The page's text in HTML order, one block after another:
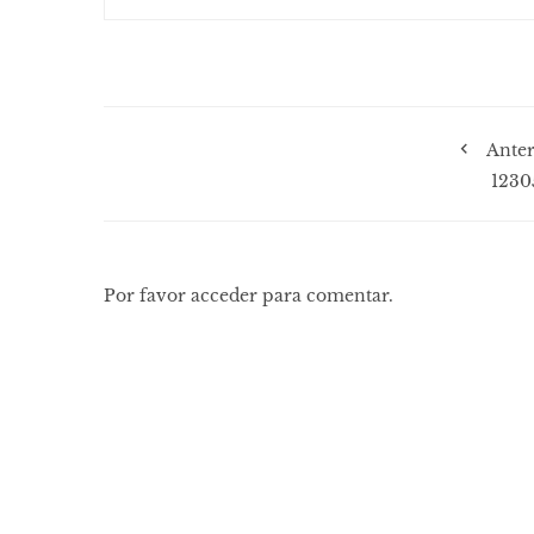
Por favor acceder para comentar.